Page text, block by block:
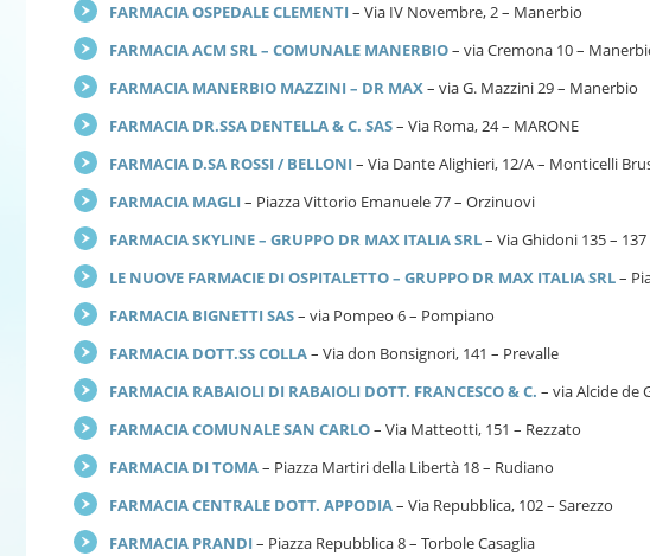
FARMACIA OSPEDALE CLEMENTI– Via IV Novembre, 2 – Manerbio
FARMACIA ACM SRL – COMUNALE MANERBIO– via Cremona 10 –
FARMACIA MANERBIO MAZZINI – DR MAX– via G. Mazzini 29 – Manerbio
FARMACIA DR.SSA DENTELLA & C. SAS– Via Roma, 24 – MARONE
FARMACIA D.SA ROSSI / BELLONI– Via Dante Alighieri, 12/A – Monticelli
FARMACIA MAGLI– Piazza Vittorio Emanuele 77 – Orzinuovi
FARMACIA SKYLINE – GRUPPO DR MAX ITALIA SRL– Via Ghidoni 135 –
LE NUOVE FARMACIE DI OSPITALETTO – GRUPPO DR MAX ITALIA SRL–
FARMACIA BIGNETTI SAS– via Pompeo 6 – Pompiano
FARMACIA DOTT.SS COLLA– Via don Bonsignori, 141 – Prevalle
FARMACIA RABAIOLI DI RABAIOLI DOTT. FRANCESCO & C. – via Alcide de
FARMACIA COMUNALE SAN CARLO– Via Matteotti, 151 – Rezzato
FARMACIA DI TOMA– Piazza Martiri della Libertà 18 – Rudiano
FARMACIA CENTRALE DOTT. APPODIA– Via Repubblica, 102 – Sarezzo
FARMACIA PRANDI– Piazza Repubblica 8 – Torbole Casaglia